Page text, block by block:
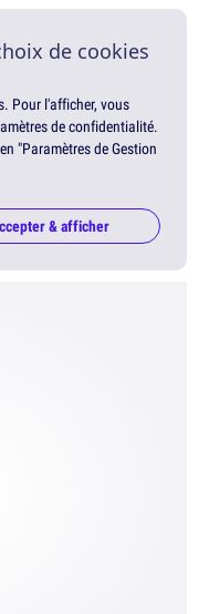
de cookies
Pour l'afficher, vous
de confidentialité.
"Paramètres de Gestion
& afficher